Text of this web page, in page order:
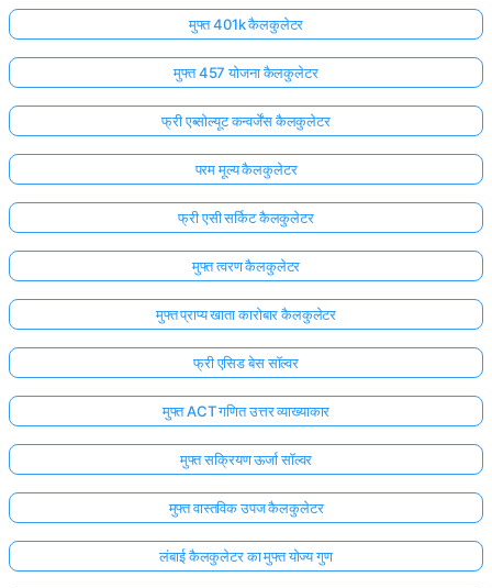
मुफ्त 401k कैलकुलेटर
मुफ्त 457 योजना कैलकुलेटर
फ्री एब्सोल्यूट कन्वर्जेंस कैलकुलेटर
परम मूल्य कैलकुलेटर
फ्री एसी सर्किट कैलकुलेटर
मुफ्त त्वरण कैलकुलेटर
मुफ्त प्राप्य खाता कारोबार कैलकुलेटर
फ्री एसिड बेस सॉल्वर
मुफ्त ACT गणित उत्तर व्याख्याकार
मुफ्त सक्रियण ऊर्जा सॉल्वर
मुफ्त वास्तविक उपज कैलकुलेटर
लंबाई कैलकुलेटर का मुफ्त योज्य गुण